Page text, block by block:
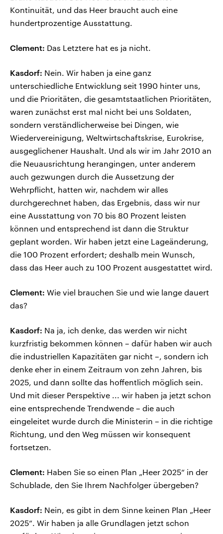
Kontinuität, und das Heer braucht auch eine
hundertprozentige Ausstattung.
Clement: Das Letztere hat es ja nicht.
Kasdorf: Nein. Wir haben ja eine ganz
unterschiedliche Entwicklung seit 1990 hinter uns,
und die Prioritäten, die gesamtstaatlichen Prioritäten,
waren zunächst erst mal nicht bei uns Soldaten,
sondern verständlicherweise bei Dingen, wie
Wiedervereinigung, Weltwirtschaftskrise, Eurokrise,
ausgeglichener Haushalt. Und als wir im Jahr 2010 an
die Neuausrichtung herangingen, unter anderem
auch gezwungen durch die Aussetzung der
Wehrpflicht, hatten wir, nachdem wir alles
durchgerechnet haben, das Ergebnis, dass wir nur
eine Ausstattung von 70 bis 80 Prozent leisten
können und entsprechend ist dann die Struktur
geplant worden. Wir haben jetzt eine Lageänderung,
die 100 Prozent erfordert; deshalb mein Wunsch,
dass das Heer auch zu 100 Prozent ausgestattet wird.
Clement: Wie viel brauchen Sie und wie lange dauert
das?
Kasdorf: Na ja, ich denke, das werden wir nicht
kurzfristig bekommen können – dafür haben wir auch
die industriellen Kapazitäten gar nicht –, sondern ich
denke eher in einem Zeitraum von zehn Jahren, bis
2025, und dann sollte das hoffentlich möglich sein.
Und mit dieser Perspektive ... wir haben ja jetzt schon
eine entsprechende Trendwende – die auch
eingeleitet wurde durch die Ministerin – in die richtige
Richtung, und den Weg müssen wir konsequent
fortsetzen.
Clement: Haben Sie so einen Plan „Heer 2025“ in der
Schublade, den Sie Ihrem Nachfolger übergeben?
Kasdorf: Nein, es gibt in dem Sinne keinen Plan „Heer
2025“. Wir haben ja alle Grundlagen jetzt schon